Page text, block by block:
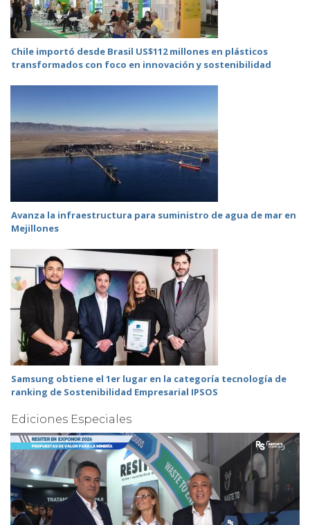
Chile importó desde Brasil US$112 millones en plásticos
transformados con foco en innovación y sostenibilidad
Avanza la infraestructura para suministro de agua de mar en
Mejillones
Samsung obtiene el 1er lugar en la categoría tecnología de
ranking de Sostenibilidad Empresarial IPSOS
Ediciones Especiales